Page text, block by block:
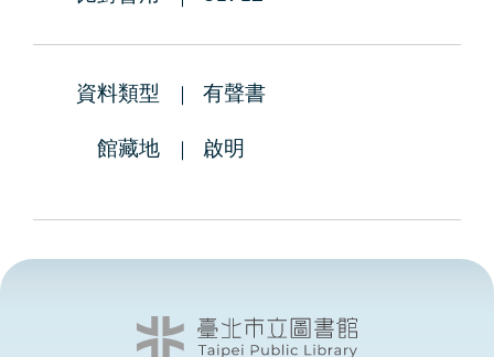
資料類型 有聲書
館藏地 啟明